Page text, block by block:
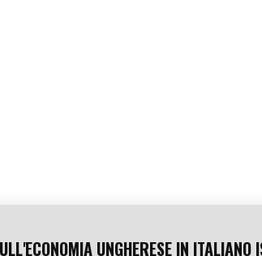
UNGHERESE IN ITALIANO